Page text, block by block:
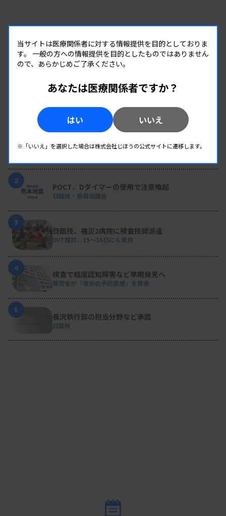
RANKING
人気の記事
CAR-T療法後のICANSをどう予測するか——検査値
2
POCT、Dダイマーの使用で注意喚起
日臨技・振興協議会
3
日臨技、被災2病院に検査技師派遣
DVT検診、15～16日にも実施
4
検査で軽度認知障害など早期発見へ
厚労省が「攻めの予防医療」を発表
5
長沢執行部の担当分野など承認
日臨技
当サイトは医療関係者に対する情報提供を目的としておりま
す。 一般の方への情報提供を目的としたものではありません
ので、あらかじめご了承ください。
あなたは医療関係者ですか？
はい いいえ
※「いいえ」を選択した場合は株式会社じほうの公式サイトに遷移します。